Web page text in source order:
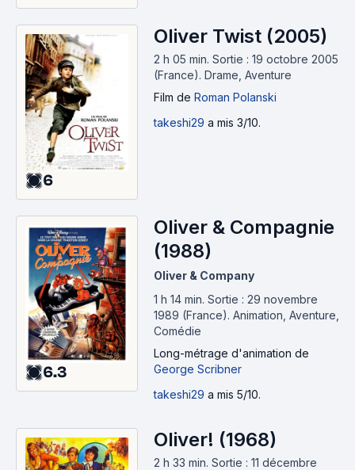
6
Oliver Twist (2005)
2 h 05 min. Sortie : 19 octobre 2005
(France). Drame, Aventure
Film de Roman Polanski
takeshi29 a mis 3/10.
6.3
Oliver & Compagnie
(1988)
Oliver & Company
1 h 14 min. Sortie : 29 novembre
1989 (France). Animation, Aventure,
Comédie
Long-métrage d'animation de
George Scribner
takeshi29 a mis 5/10.
Oliver! (1968)
2 h 33 min. Sortie : 11 décembre